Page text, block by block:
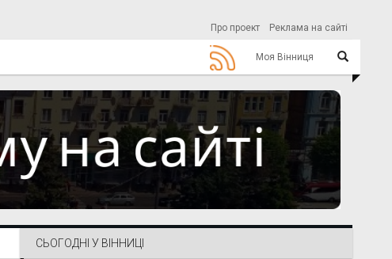
Про проект Реклама на сайті
Моя Вінниця
СЬОГОДНІ У ВІННИЦІ